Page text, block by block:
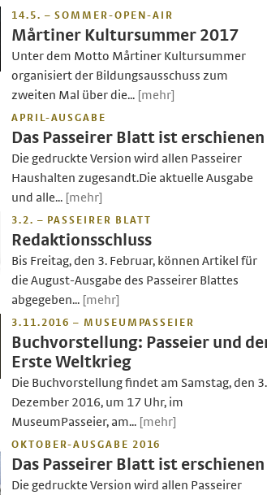
14.5. – SOMMER-OPEN-AIR
Mårtiner Kultursummer 2017
Unter dem Motto Mårtiner Kultursummer
organisiert der Bildungsausschuss zum
zweiten Mal über die... [mehr]
APRIL-AUSGABE
Das Passeirer Blatt ist erschienen
Die gedruckte Version wird allen Passeirer
Haushalten zugesandt.Die aktuelle Ausgabe
und alle... [mehr]
3.2. – PASSEIRER BLATT
Redaktionsschluss
Bis Freitag, den 3. Februar, können Artikel für
die August-Ausgabe des Passeirer Blattes
abgegeben... [mehr]
3.11.2016 – MUSEUMPASSEIER
Buchvorstellung: Passeier und
Erste Weltkrieg
Die Buchvorstellung findet am Samstag, den 3.
Dezember 2016, um 17 Uhr, im
MuseumPasseier, am... [mehr]
OKTOBER-AUSGABE 2016
Das Passeirer Blatt ist erschienen
Die gedruckte Version wird allen Passeirer